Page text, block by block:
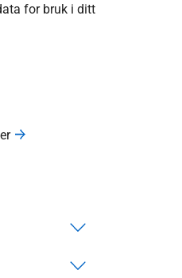
for bruk i ditt